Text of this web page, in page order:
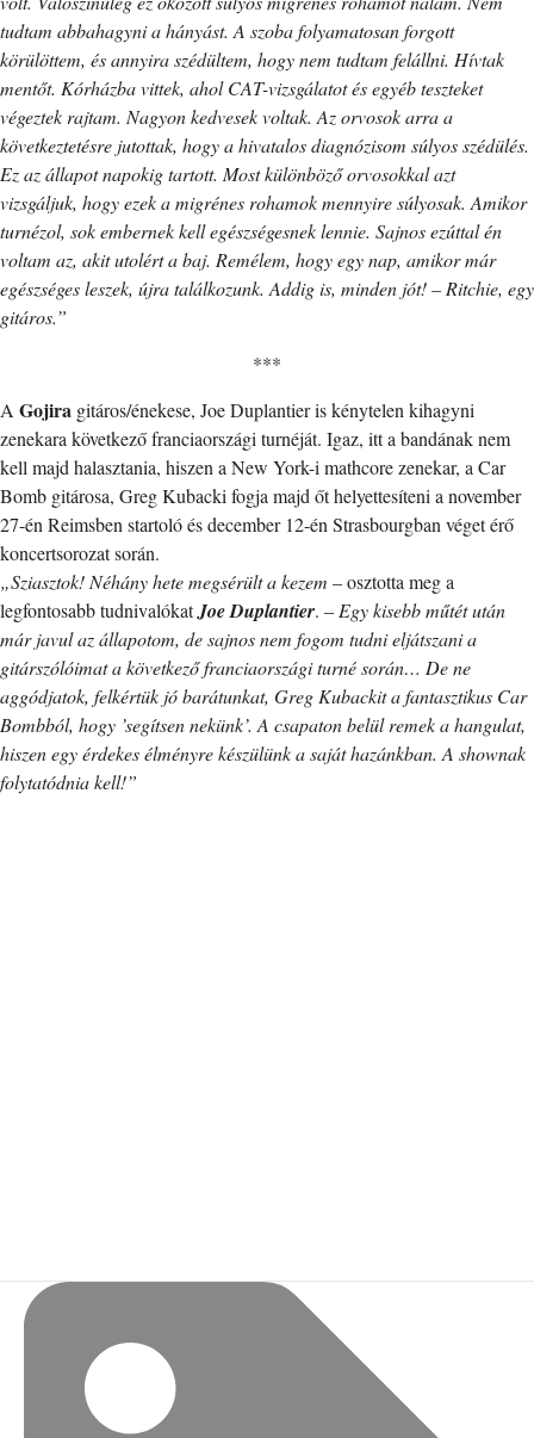
tudtam abbahagyni a hányást. A szoba folyamatosan forgott
körülöttem, és annyira szédültem, hogy nem tudtam felállni. Hívtak
mentőt. Kórházba vittek, ahol CAT-vizsgálatot és egyéb teszteket
végeztek rajtam. Nagyon kedvesek voltak. Az orvosok arra a
következtetésre jutottak, hogy a hivatalos diagnózisom súlyos szédülés.
Ez az állapot napokig tartott. Most különböző orvosokkal azt
vizsgáljuk, hogy ezek a migrénes rohamok mennyire súlyosak. Amikor
turnézol, sok embernek kell egészségesnek lennie. Sajnos ezúttal én
voltam az, akit utolért a baj. Remélem, hogy egy nap, amikor már
egészséges leszek, újra találkozunk. Addig is, minden jót! – Ritchie, egy
gitáros.”
***
A Gojira gitáros/énekese, Joe Duplantier is kénytelen kihagyni
zenekara következő franciaországi turnéját. Igaz, itt a bandának nem
kell majd halasztania, hiszen a New York-i mathcore zenekar, a Car
Bomb gitárosa, Greg Kubacki fogja majd őt helyettesíteni a november
27-én Reimsben startoló és december 12-én Strasbourgban véget érő
koncertsorozat során.
„Sziasztok! Néhány hete megsérült a kezem – osztotta meg a
legfontosabb tudnivalókatJoe Duplantier. – Egy kisebb műtét után
már javul az állapotom, de sajnos nem fogom tudni eljátszani a
gitárszólóimat a következő franciaországi turné során… De ne
aggódjatok, felkértük jó barátunkat, Greg Kubackit a fantasztikus Car
Bombból, hogy ’segítsen nekünk’. A csapaton belül remek a hangulat,
hiszen egy érdekes élményre készülünk a saját hazánkban. A shownak
folytatódnia kell!”